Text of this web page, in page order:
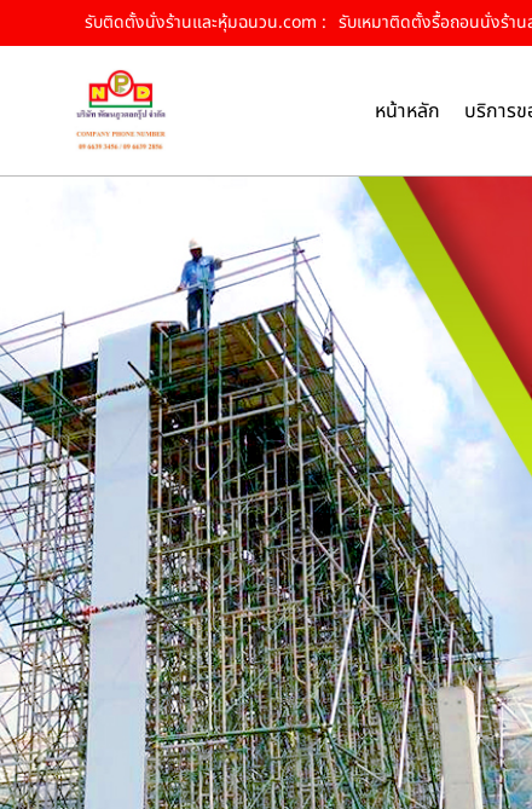
รับติดตั้งนั่งร้านและหุ้มฉนวน.com : รับเหมาติดตั้งรื้อถอนนั่งร้า
หน้าหลัก บริการข